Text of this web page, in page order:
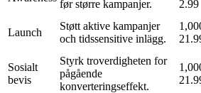
før større kampanjer.
2.99
Launch
Støtt aktive kampanjer
och tidssensitive inlägg.
Sosialt
bevis
Styrk troverdigheten for
pågående
konverteringseffekt.